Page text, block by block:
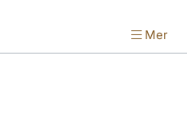
Mer